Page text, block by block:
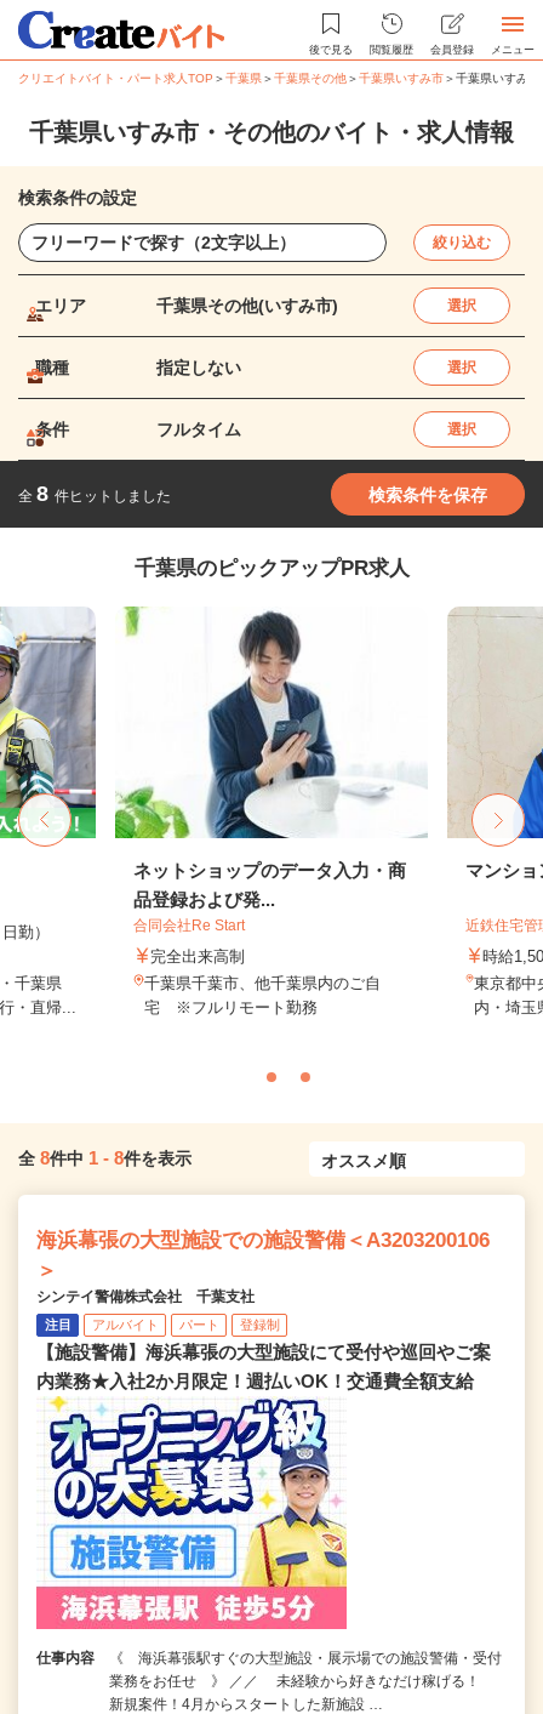
後で見る 閲覧履歴 会員登録 メニュー
クリエイトバイト・パート求人TOP ＞千葉県＞千葉県その他＞千葉県いすみ市＞千葉県いすみ
千葉県いすみ市・その他のバイト・求人情報
検索条件の設定
絞り込む
エリア 千葉県その他(いすみ市) 選択
職種 指定しない 選択
条件 フルタイム 選択
全 8 件ヒットしました 検索条件を保存
千葉県のピックアップPR求人
日勤）
千葉県
・直帰...
ネットショップのデータ入力・商
品登録および発...
合同会社Re Start
完全出来高制
千葉県千葉市、他千葉県内のご自
宅 ※フルリモート勤務
マンシ
近鉄住宅
時給
東京都中
内・埼玉
全 8件中 1 - 8件を表示
海浜幕張の大型施設での施設警備＜A3203200106
＞
シンテイ警備株式会社 千葉支社
注目 アルバイト パート 登録制
【施設警備】海浜幕張の大型施設にて受付や巡回やご案
内業務★入社2か月限定！週払いOK！交通費全額支給
仕事内容
《 海浜幕張駅すぐの大型施設・展示場での施設警備・受付
業務をお任せ 》 ／／ 未経験から好きなだけ稼げる！
新規案件！4月からスタートした新施設 …